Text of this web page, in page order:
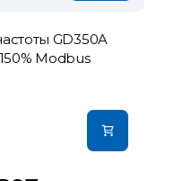
GD350A
Modbus